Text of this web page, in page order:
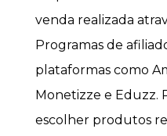
venda realizada
Programas de
plataformas como
Monetizze e Eduzz.
escolher produtos